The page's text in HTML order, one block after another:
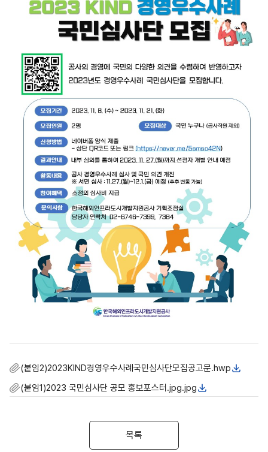
(붙임2)2023KIND경영우수사례국민심사단모집공고문.hwp
(붙임1)2023 국민심사단 공모 홍보포스터.jpg.jpg
목록